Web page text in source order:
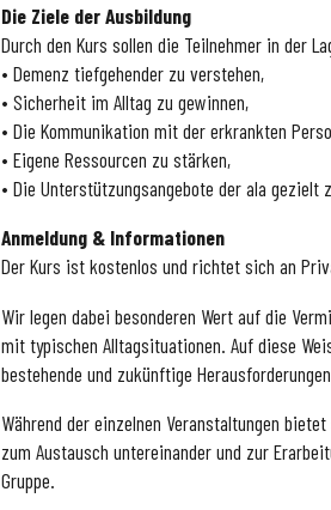
Die Ziele der Ausbildung
Durch den Kurs sollen die Teilnehmer in der
• Demenz tiefgehender zu verstehen,
• Sicherheit im Alltag zu gewinnen,
• Die Kommunikation mit der erkrankten
• Eigene Ressourcen zu stärken,
• Die Unterstützungsangebote der ala gezielt
Anmeldung & Informationen
Der Kurs ist kostenlos und richtet sich an
Wir legen dabei besonderen Wert auf die
mit typischen Alltagsituationen. Auf diese
bestehende und zukünftige
Während der einzelnen Veranstaltungen
zum Austausch untereinander und zur
Gruppe.